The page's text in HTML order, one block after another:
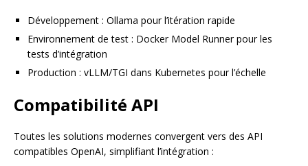
Développement : Ollama pour l’itération rapide
Environnement de test : Docker Model Runner pour les
tests d’intégration
Production : vLLM/TGI dans Kubernetes pour l’échelle
Compatibilité API
Toutes les solutions modernes convergent vers des API
compatibles OpenAI, simplifiant l’intégration :